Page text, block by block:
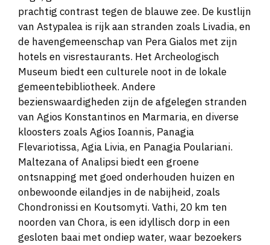
prachtig contrast tegen de blauwe zee. De kustlijn
van Astypalea is rijk aan stranden zoals Livadia, en
de havengemeenschap van Pera Gialos met zijn
hotels en visrestaurants. Het Archeologisch
Museum biedt een culturele noot in de lokale
gemeentebibliotheek. Andere
bezienswaardigheden zijn de afgelegen stranden
van Agios Konstantinos en Marmaria, en diverse
kloosters zoals Agios Ioannis, Panagia
Flevariotissa, Agia Livia, en Panagia Poulariani.
Maltezana of Analipsi biedt een groene
ontsnapping met goed onderhouden huizen en
onbewoonde eilandjes in de nabijheid, zoals
Chondronissi en Koutsomyti. Vathi, 20 km ten
noorden van Chora, is een idyllisch dorp in een
gesloten baai met ondiep water, waar bezoekers